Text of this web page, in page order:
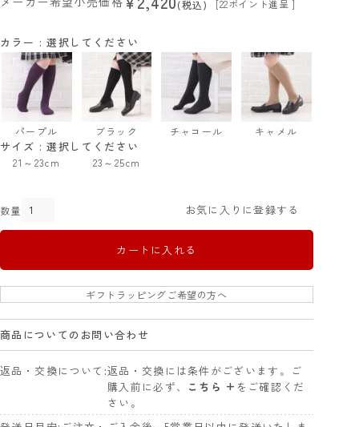
税込 [22ポイント進呈 ]
サイズ 選択してください
21～23cm 23～25cm
カラー 選択してください
パープル ブラック チャコール キャメル
お気に入りに登録する
カートに入れる
ギフトラッピングご希望の方へ
商品についてのお問い合わせ
返品・交換について 返品・交換には条件がございます。ご
購入前に必ず、 こちら + をご確認くだ
さい。